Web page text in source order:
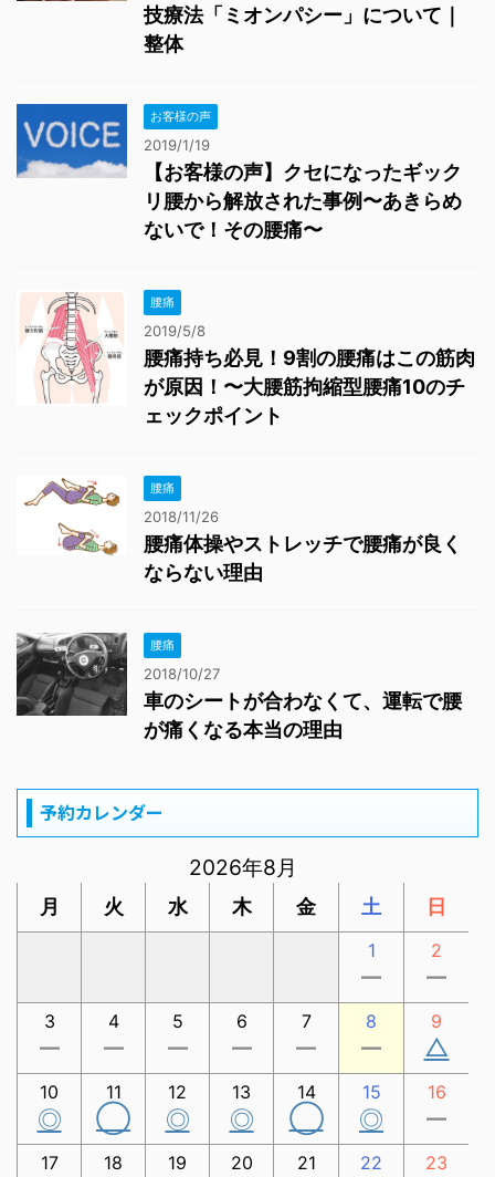
技療法「ミオンパシー」について｜
整体
お客様の声
2019/1/19
【お客様の声】クセになったギック
リ腰から解放された事例〜あきらめ
ないで！その腰痛〜
腰痛
2019/5/8
腰痛持ち必見！9割の腰痛はこの筋肉
が原因！〜大腰筋拘縮型腰痛10のチ
ェックポイント
腰痛
2018/11/26
腰痛体操やストレッチで腰痛が良く
ならない理由
腰痛
2018/10/27
車のシートが合わなくて、運転で腰
が痛くなる本当の理由
予約カレンダー
2026年8月
月 火 水 木 金 土 日
1
ー
2
ー
3
ー
4
ー
5
ー
6
ー
7
ー
8
ー
9
△
10
◎
11
◯
12
◎
13
◎
14
◯
15
◎
16
ー
17 18 19 20 21 22 23